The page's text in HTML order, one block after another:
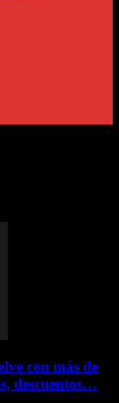
con más de
descuentos…